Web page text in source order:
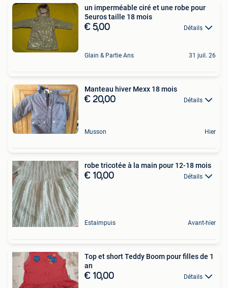
un imperméable ciré et une robe pour
5euros taille 18 mois
€ 5,00 Détails
Glain & Partie Ans 31 juil. 26
Manteau hiver Mexx 18 mois
€ 20,00 Détails
Musson Hier
robe tricotée à la main pour 12-18 mois
€ 10,00 Détails
Estaimpuis Avant-hier
Top et short Teddy Boom pour filles de 1
an
€ 10,00 Détails